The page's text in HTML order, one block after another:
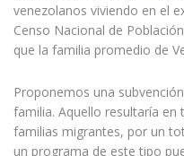
venezolanos viviendo en el
Censo Nacional de
que la familia promedio de
Proponemos una
familia. Aquello resultaría en
familias migrantes, por un
un programa de este tipo